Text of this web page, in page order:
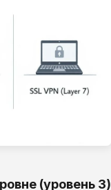
(уровень 3)